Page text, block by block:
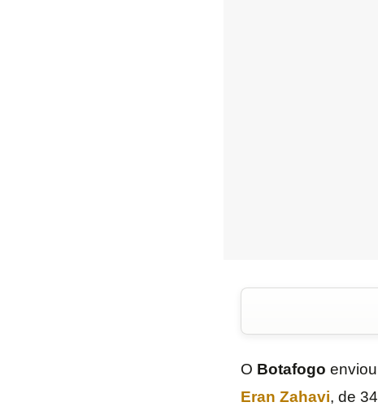
O Botafogo
Eran Zahavi, de